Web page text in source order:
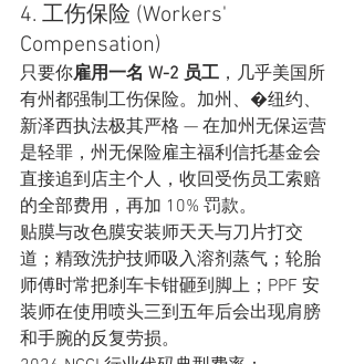
4. 工伤保险 (Workers'
Compensation)
只要你雇用一名 W-2 员工 ，几乎美国所
有州都强制工伤保险。加州、�纽约、
新泽西执法极其严格 — 在加州无保运营
是轻罪，州无保险雇主福利信托基金会
直接追到店主个人，收回受伤员工索赔
的全部费用，再加 10% 罚款。
贴膜与改色膜安装师天天与刀片打交
道；精致洗护技师吸入溶剂蒸气；轮胎
师傅时常把刹车卡钳砸到脚上；PPF 安
装师在使用喷头三到五年后会出现肩膀
和手腕的反复劳损。